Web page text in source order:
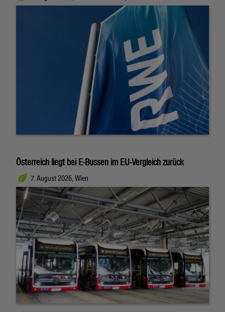
Österreich liegt bei E-Bussen im EU-Vergleich zurück
7. August 2026, Wien